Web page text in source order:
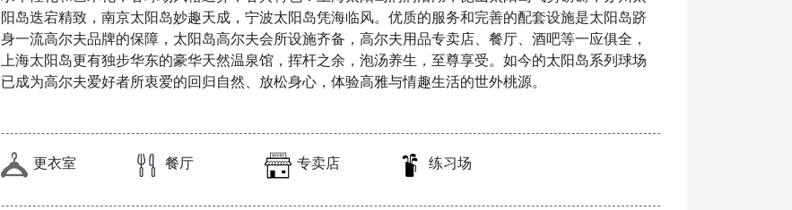
阳岛迭宕精致，南京太阳岛妙趣天成，宁波太阳岛凭海临风。优质的服务和完善的配套设施是太阳岛跻
身一流高尔夫品牌的保障，太阳岛高尔夫会所设施齐备，高尔夫用品专卖店、餐厅、酒吧等一应俱全，
上海太阳岛更有独步华东的豪华天然温泉馆，挥杆之余，泡汤养生，至尊享受。如今的太阳岛系列球场
已成为高尔夫爱好者所衷爱的回归自然、放松身心，体验高雅与情趣生活的世外桃源。
更衣室 餐厅 专卖店 练习场